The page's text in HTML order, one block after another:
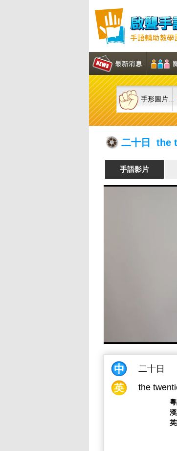
手形圖片...
二十日 the
手語影片
二十日
the